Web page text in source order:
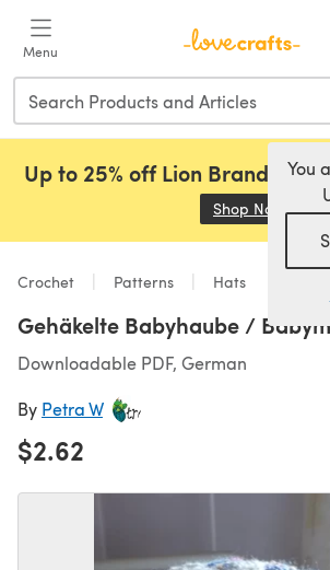
Menu
You
Up to 25% off Lion Brand,
Shop Now
Crochet Patterns Hats
Gehäkelte Babyhaube /
Downloadable PDF, German
By Petra W
$2.62